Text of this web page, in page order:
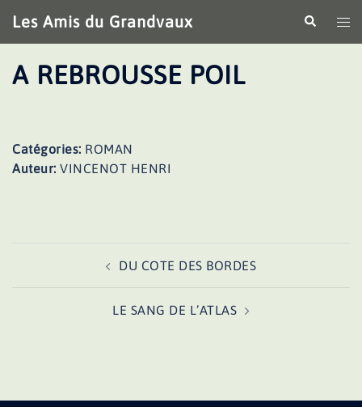
au
contenu
Les Amis du Grandvaux
le
A REBROUSSE POIL
Catégories: ROMAN
Auteur: VINCENOT HENRI
DU COTE DES BORDES
LE SANG DE L’ATLAS